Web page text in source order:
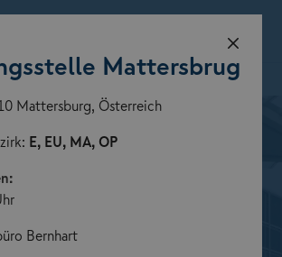
finden Mattersbrug
Mattersburg, Österreich
E, EU, MA, OP
Bernhart